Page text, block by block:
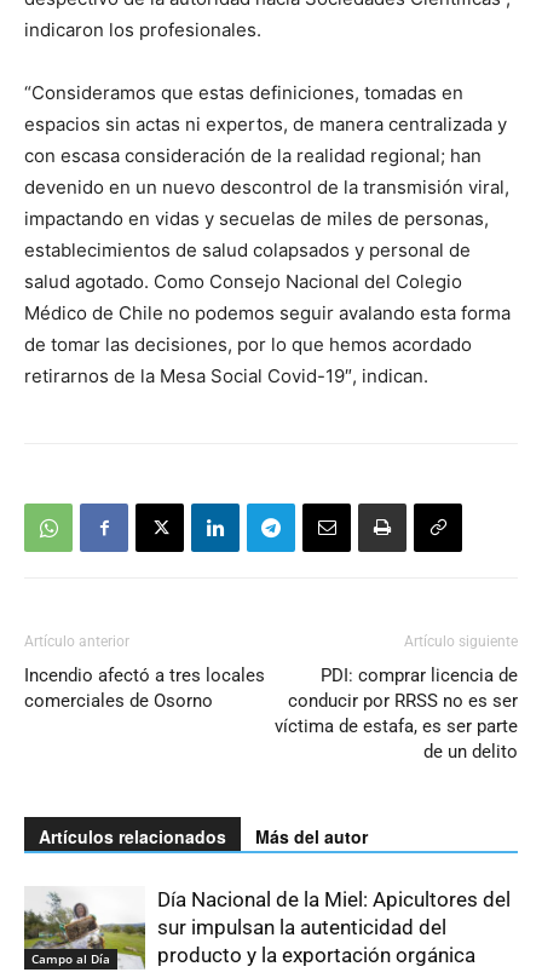
indicaron los profesionales.
“Consideramos que estas definiciones, tomadas en
espacios sin actas ni expertos, de manera centralizada y
con escasa consideración de la realidad regional; han
devenido en un nuevo descontrol de la transmisión viral,
impactando en vidas y secuelas de miles de personas,
establecimientos de salud colapsados y personal de
salud agotado. Como Consejo Nacional del Colegio
Médico de Chile no podemos seguir avalando esta forma
de tomar las decisiones, por lo que hemos acordado
retirarnos de la Mesa Social Covid-19″, indican.
Artículo anterior
Incendio afectó a tres locales
comerciales de Osorno
Artículo siguiente
PDI: comprar licencia de
conducir por RRSS no es ser
víctima de estafa, es ser parte
de un delito
Artículos relacionados Más del autor
Campo al Día
Día Nacional de la Miel: Apicultores del
sur impulsan la autenticidad del
producto y la exportación orgánica